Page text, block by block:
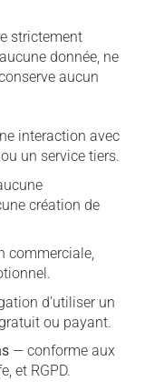
strictement
donnée, ne
aucun
interaction avec
un service tiers.
création de
commerciale,
d’utiliser un
ou payant.
— conforme aux
et RGPD.